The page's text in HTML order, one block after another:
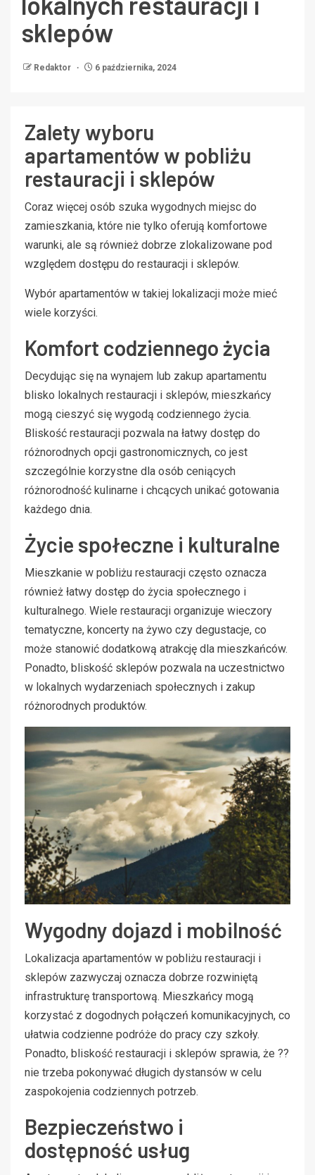
sklepów
Redaktor 6 października, 2024
Zalety wyboru
apartamentów w pobliżu
restauracji i sklepów
Coraz więcej osób szuka wygodnych miejsc do
zamieszkania, które nie tylko oferują komfortowe
warunki, ale są również dobrze zlokalizowane pod
względem dostępu do restauracji i sklepów.
Wybór apartamentów w takiej lokalizacji może mieć
wiele korzyści.
Komfort codziennego życia
Decydując się na wynajem lub zakup apartamentu
blisko lokalnych restauracji i sklepów, mieszkańcy
mogą cieszyć się wygodą codziennego życia.
Bliskość restauracji pozwala na łatwy dostęp do
różnorodnych opcji gastronomicznych, co jest
szczególnie korzystne dla osób ceniących
różnorodność kulinarne i chcących unikać gotowania
każdego dnia.
Życie społeczne i kulturalne
Mieszkanie w pobliżu restauracji często oznacza
również łatwy dostęp do życia społecznego i
kulturalnego. Wiele restauracji organizuje wieczory
tematyczne, koncerty na żywo czy degustacje, co
może stanowić dodatkową atrakcję dla mieszkańców.
Ponadto, bliskość sklepów pozwala na uczestnictwo
w lokalnych wydarzeniach społecznych i zakup
różnorodnych produktów.
Wygodny dojazd i mobilność
Lokalizacja apartamentów w pobliżu restauracji i
sklepów zazwyczaj oznacza dobrze rozwiniętą
infrastrukturę transportową. Mieszkańcy mogą
korzystać z dogodnych połączeń komunikacyjnych, co
ułatwia codzienne podróże do pracy czy szkoły.
Ponadto, bliskość restauracji i sklepów sprawia, że ??
nie trzeba pokonywać długich dystansów w celu
zaspokojenia codziennych potrzeb.
Bezpieczeństwo i
dostępność usług